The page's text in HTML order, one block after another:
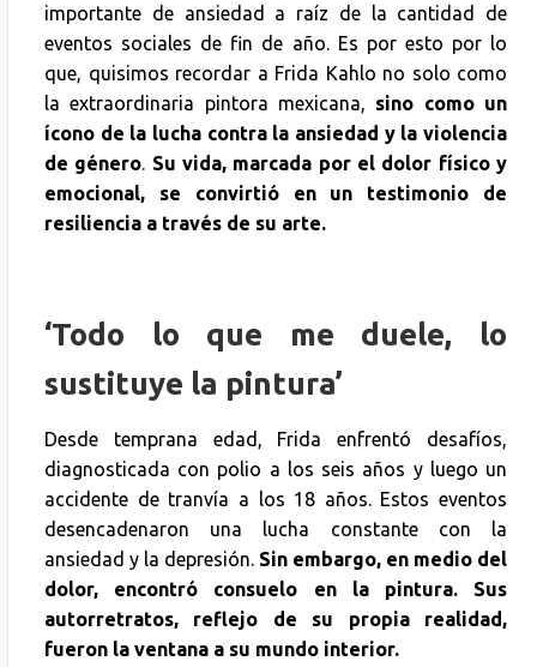
importante de ansiedad a raíz de la cantidad de
eventos sociales de fin de año. Es por esto por lo
que, quisimos recordar a Frida Kahlo no solo como
la extraordinaria pintora mexicana, sino como un
ícono de la lucha contra la ansiedad y la violencia
de género. Su vida, marcada por el dolor físico y
emocional, se convirtió en un testimonio de
resiliencia a través de su arte.
‘Todo lo que me duele, lo
sustituye la pintura’
Desde temprana edad, Frida enfrentó desafíos,
diagnosticada con polio a los seis años y luego un
accidente de tranvía a los 18 años. Estos eventos
desencadenaron una lucha constante con la
ansiedad y la depresión. Sin embargo, en medio del
dolor, encontró consuelo en la pintura. Sus
autorretratos, reflejo de su propia realidad,
fueron la ventana a su mundo interior.